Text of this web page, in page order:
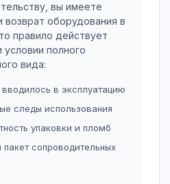
вы имеете
возврат оборудования в
правило действует
полного
вида:
в эксплуатацию
следы использования
упаковки и пломб
сопроводительных